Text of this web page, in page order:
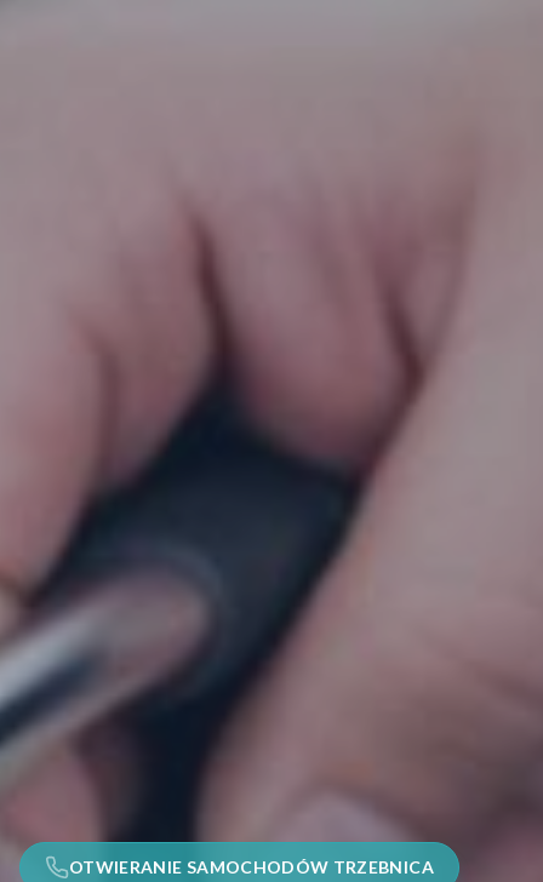
OTWIERANIE SAMOCHODÓW TRZEBNICA